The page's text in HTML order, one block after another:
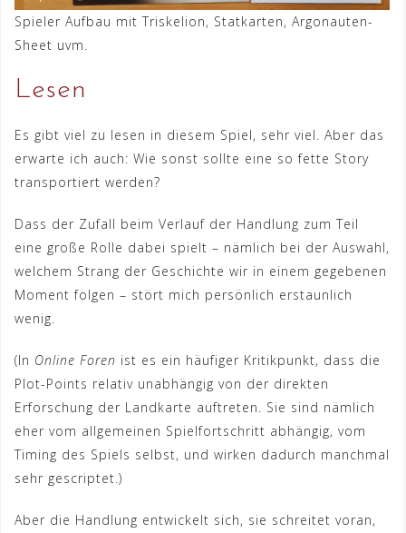
Spieler Aufbau mit Triskelion, Statkarten, Argonauten-
Sheet uvm.
Lesen
Es gibt viel zu lesen in diesem Spiel, sehr viel. Aber das
erwarte ich auch: Wie sonst sollte eine so fette Story
transportiert werden?
Dass der Zufall beim Verlauf der Handlung zum Teil
eine große Rolle dabei spielt – nämlich bei der Auswahl,
welchem Strang der Geschichte wir in einem gegebenen
Moment folgen – stört mich persönlich erstaunlich
wenig.
(In Online Foren ist es ein häufiger Kritikpunkt, dass die
Plot-Points relativ unabhängig von der direkten
Erforschung der Landkarte auftreten. Sie sind nämlich
eher vom allgemeinen Spielfortschritt abhängig, vom
Timing des Spiels selbst, und wirken dadurch manchmal
sehr gescriptet.)
Aber die Handlung entwickelt sich, sie schreitet voran,